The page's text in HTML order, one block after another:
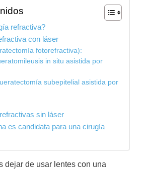
refractiva?
con láser
fotorefractiva):
in situ asistida por
subepitelial asistida por
sin láser
es candidata para una cirugía
dejar de usar lentes con una